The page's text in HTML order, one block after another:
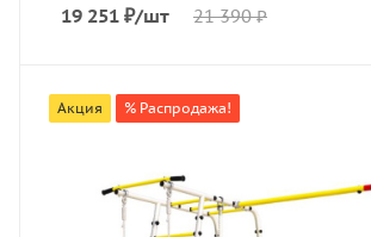
19 251 ₽/шт 21 390₽
Акция % Распродажа!